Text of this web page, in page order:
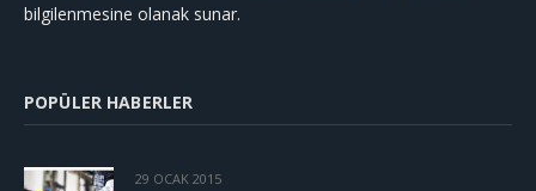
bilgilenmesine olanak sunar.
POPÜLER HABERLER
29 OCAK 2015